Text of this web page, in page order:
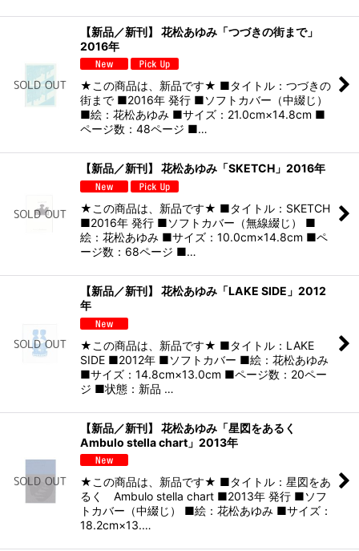
【新品／新刊】 花松あゆみ「つづきの街まで」
2016年
★この商品は、新品です★ ■タイトル：つづきの
街まで ■2016年 発行 ■ソフトカバー（中綴じ）
■絵：花松あゆみ ■サイズ：21.0cm×14.8cm ■
ページ数：48ページ ■…
【新品／新刊】 花松あゆみ「SKETCH」2016年
★この商品は、新品です★ ■タイトル：SKETCH
■2016年 発行 ■ソフトカバー（無線綴じ） ■
絵：花松あゆみ ■サイズ：10.0cm×14.8cm ■ペ
ージ数：68ページ ■…
【新品／新刊】 花松あゆみ「LAKE SIDE」2012
年
★この商品は、新品です★ ■タイトル：LAKE
SIDE ■2012年 ■ソフトカバー ■絵：花松あゆみ
■サイズ：14.8cm×13.0cm ■ページ数：20ペー
ジ ■状態：新品 …
【新品／新刊】 花松あゆみ「星図をあるく
Ambulo stella chart」2013年
★この商品は、新品です★ ■タイトル：星図をあ
るく Ambulo stella chart ■2013年 発行 ■ソフ
トカバー（中綴じ） ■絵：花松あゆみ ■サイズ：
18.2cm×13.…